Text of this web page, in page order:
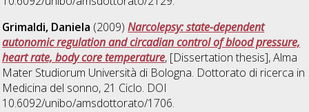
Grimaldi, Daniela (2009)Narcolepsy: state-dependent
autonomic regulation and circadian control of blood pressure,
heart rate, body core temperature, [Dissertation thesis], Alma
Mater Studiorum Università di Bologna. Dottorato di ricerca in
Medicina del sonno, 21 Ciclo. DOI
10.6092/unibo/amsdottorato/1706.